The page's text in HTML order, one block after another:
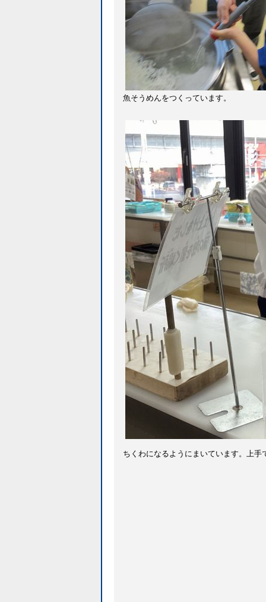
魚そうめんをつくっています。
ちくわになるようにまいています。上手